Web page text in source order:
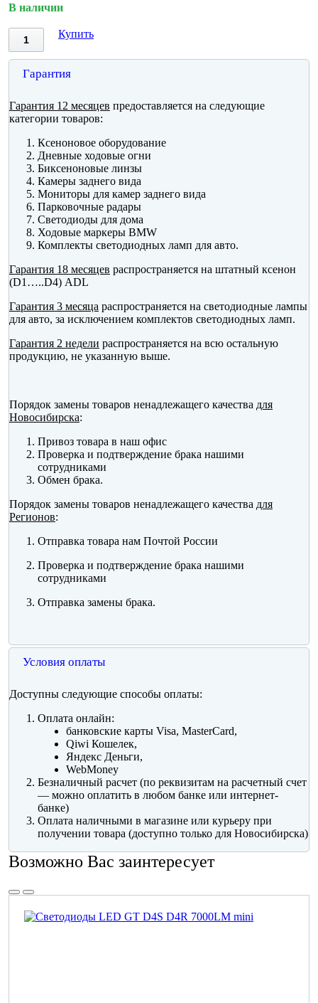
В наличии
Купить
Гарантия
Гарантия 12 месяцев предоставляется на следующие
категории товаров:
Ксеноновое оборудование
Дневные ходовые огни
Биксеноновые линзы
Камеры заднего вида
Мониторы для камер заднего вида
Парковочные радары
Светодиоды для дома
Ходовые маркеры BMW
Комплекты светодиодных ламп для авто.
Гарантия 18 месяцев распространяется на штатный ксенон
(D1…..D4) ADL
Гарантия 3 месяца распространяется на светодиодные лампы
для авто, за исключением комплектов светодиодных ламп.
Гарантия 2 недели распространяется на всю остальную
продукцию, не указанную выше.
Порядок замены товаров ненадлежащего качества для
Новосибирска:
Привоз товара в наш офис
Проверка и подтверждение брака нашими
сотрудниками
Обмен брака.
Порядок замены товаров ненадлежащего качества для
Регионов:
Отправка товара нам Почтой России
Проверка и подтверждение брака нашими
сотрудниками
Отправка замены брака.
Условия оплаты
Доступны следующие способы оплаты:
Оплата онлайн:
банковские карты Visa, MasterCard,
Qiwi Кошелек,
Яндекс Деньги,
WebMoney
Безналичный расчет (по реквизитам на расчетный счет
— можно оплатить в любом банке или интернет-
банке)
Оплата наличными в магазине или курьеру при
получении товара (доступно только для Новосибирска)
Возможно Вас заинтересует